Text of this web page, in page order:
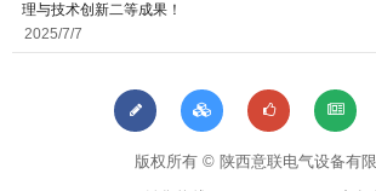
理与技术创新二等成果！
2025/7/7
版权所有 © 陕西意联电气设备有